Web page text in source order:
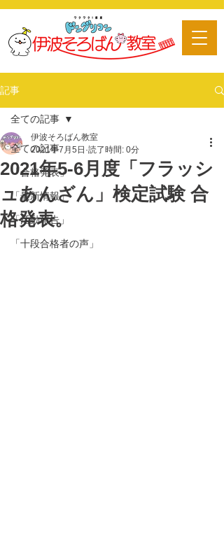
記事
全ての記事
「合格発表」
「最新情報」
「活動報告」
「十段合格者の声」
全ての記事
2021年5-6月度「フラッシ
ュあんざん」検定試験 合
格発表。
伊波そろばん教室
2021年7月5日 読了時間: 0分